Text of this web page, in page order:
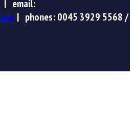
| email:
| phones: 0045 3929 5568 /